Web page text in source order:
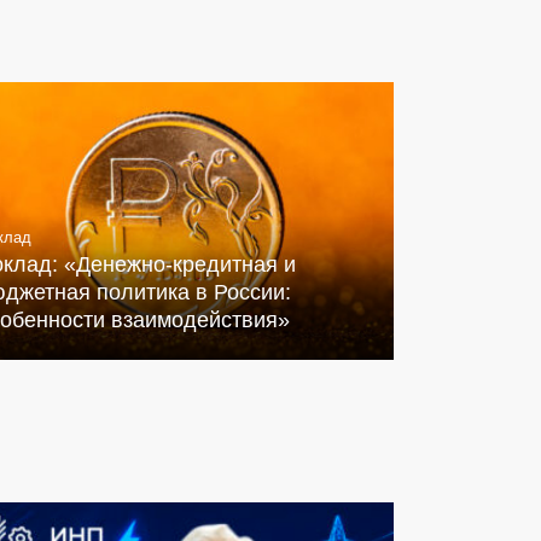
«Денежно-кредитная и
политика в России:
взаимодействия»